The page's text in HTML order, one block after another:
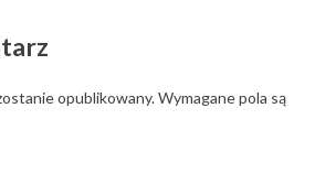
opublikowany.Wymagane pola są